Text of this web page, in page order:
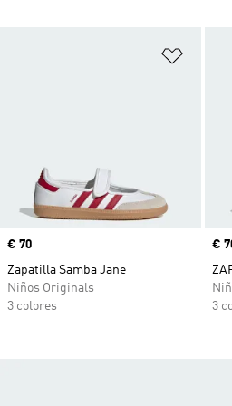
Precio
€ 70
Zapatilla Samba Jane
Niños Originals
3 colores
€
3